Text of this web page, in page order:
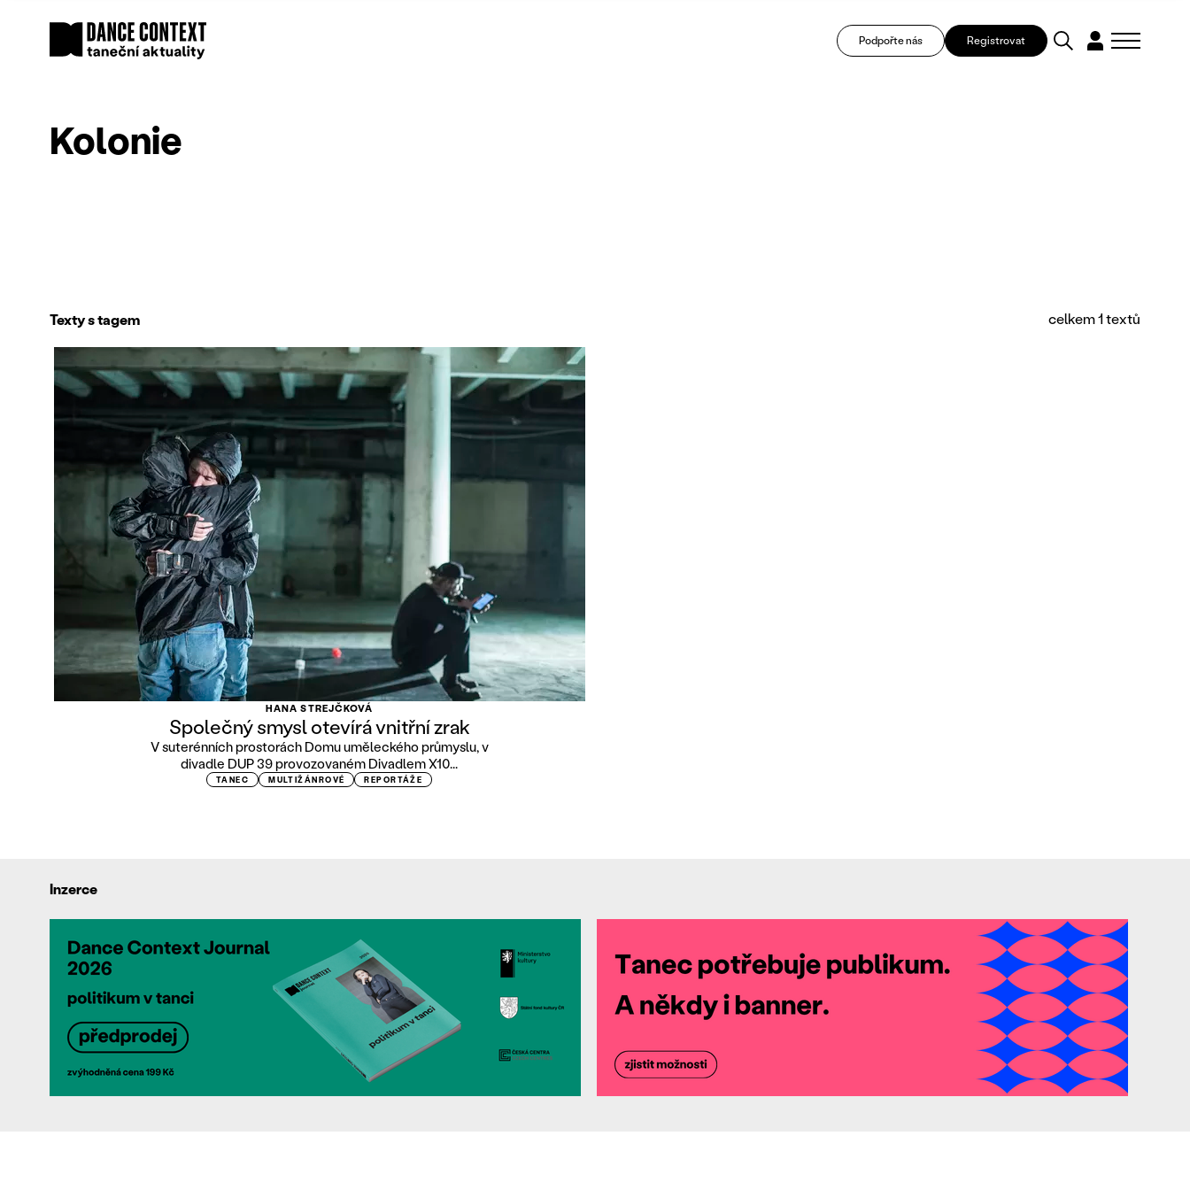
Podpořte nás Registrovat
Kolonie
Texty s tagem celkem 1 textů
HANA STREJČKOVÁ
Společný smysl otevírá vnitřní zrak
V suterénních prostorách Domu uměleckého průmyslu, v
divadle DUP 39 provozovaném Divadlem X10...
TANEC MULTIŽÁNROVÉ REPORTÁŽE
Inzerce